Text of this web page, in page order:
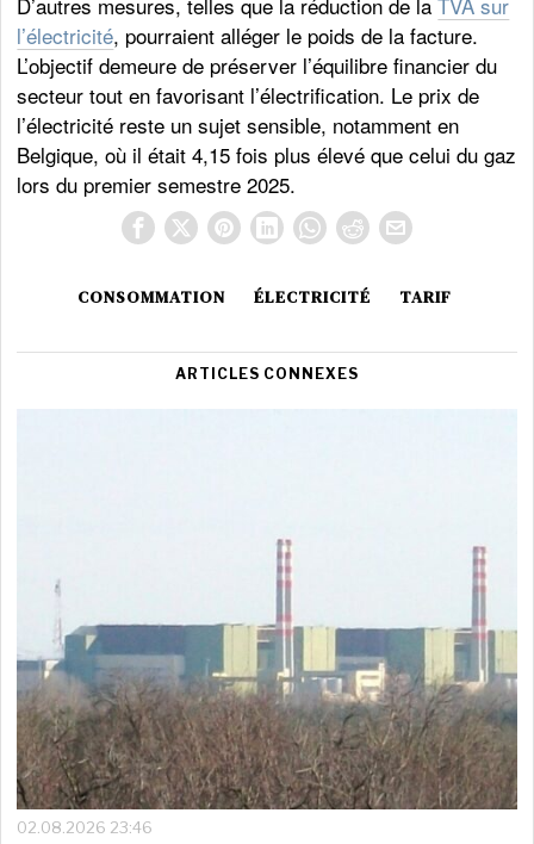
l’électricité, pourraient alléger le poids de la facture.
L’objectif demeure de préserver l’équilibre financier du
secteur tout en favorisant l’électrification. Le prix de
l’électricité reste un sujet sensible, notamment en
Belgique, où il était 4,15 fois plus élevé que celui du gaz
lors du premier semestre 2025.
CONSOMMATION ÉLECTRICITÉ TARIF
ARTICLES CONNEXES
02.08.2026 23:46